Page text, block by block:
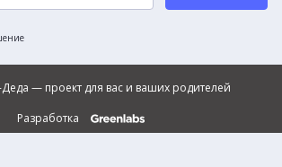
— проект для вас и ваших родителей
Разработка